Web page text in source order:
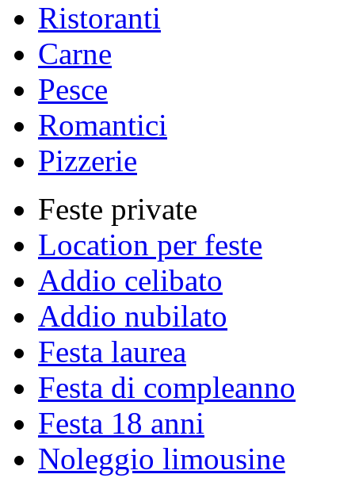
Ristoranti
Carne
Pesce
Romantici
Pizzerie
Feste private
Location per feste
Addio celibato
Addio nubilato
Festa laurea
Festa di compleanno
Festa 18 anni
Noleggio limousine